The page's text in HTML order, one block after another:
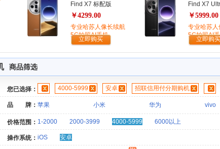
Find X7 标配版
￥4299.00
专业哈苏人像长续航
5G拍照AI手机
立即购买
Find X7
￥5999.00
专业哈苏人
5G拍照AI
立即购买
商品筛选
您已选择： 4000-5999 安卓 招联信用付分期购机
品 牌： 苹果 小米 华为 vivo
价格范围： 1-2000 2000-3999 4000-5999 6000以上
操作系统： iOS 安卓